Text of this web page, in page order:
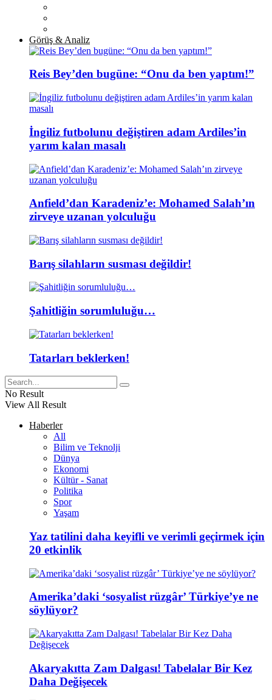
Görüş & Analiz
Reis Bey’den bugüne: “Onu da ben yaptım!”
İngiliz futbolunu değiştiren adam Ardiles’in
yarım kalan masalı
Anfield’dan Karadeniz’e: Mohamed Salah’ın
zirveye uzanan yolculuğu
Barış silahların susması değildir!
Şahitliğin sorumluluğu…
Tatarları beklerken!
No Result
View All Result
Haberler
All
Bilim ve Teknolji
Dünya
Ekonomi
Kültür - Sanat
Politika
Spor
Yaşam
Yaz tatilini daha keyifli ve verimli geçirmek için
20 etkinlik
Amerika’daki ‘sosyalist rüzgâr’ Türkiye’ye ne
söylüyor?
Akaryakıtta Zam Dalgası! Tabelalar Bir Kez
Daha Değişecek